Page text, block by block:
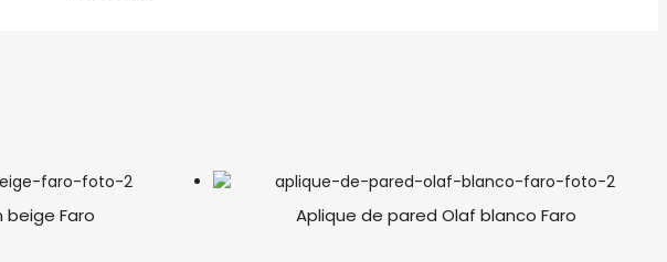
beige Faro Aplique de pared Olaf blanco Faro